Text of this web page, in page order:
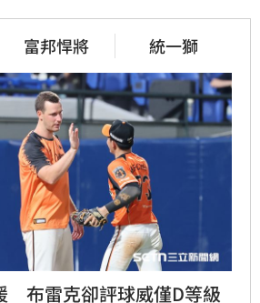
富邦悍將 統一獅
　布雷克卻評球威僅D等級